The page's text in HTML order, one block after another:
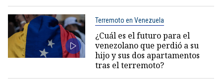
Terremoto en Venezuela
¿Cuál es el futuro para el
venezolano que perdió a su
hijo y sus dos apartamentos
tras el terremoto?